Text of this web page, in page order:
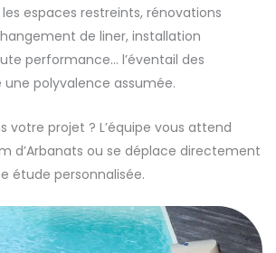
espaces restreints, rénovations
de liner, installation
performance… l’éventail des
polyvalence assumée.
votre projet ? L’équipe vous attend
d’Arbanats ou se déplace directement
étude personnalisée.